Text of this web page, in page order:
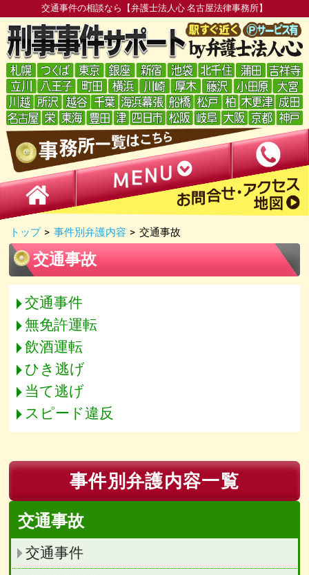
交通事件の相談なら【弁護士法人心 名古屋法律事務所】
トップ > 事件別弁護内容 > 交通事故
交通事故
交通事件
無免許運転
飲酒運転
ひき逃げ
当て逃げ
スピード違反
事件別弁護内容一覧
交通事故
交通事件